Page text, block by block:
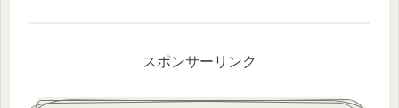
スポンサーリンク